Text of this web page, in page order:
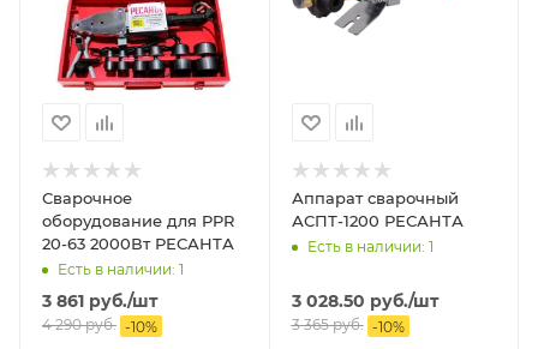
Сварочное
оборудование для PPR
20-63 2000Вт РЕСАНТА
Есть в наличии: 1
3 861 руб./шт
4 290руб. -10%
Аппарат сварочный
АСПТ-1200 РЕСАНТА
Есть в наличии: 1
3 028.50 руб./шт
3 365руб. -10%